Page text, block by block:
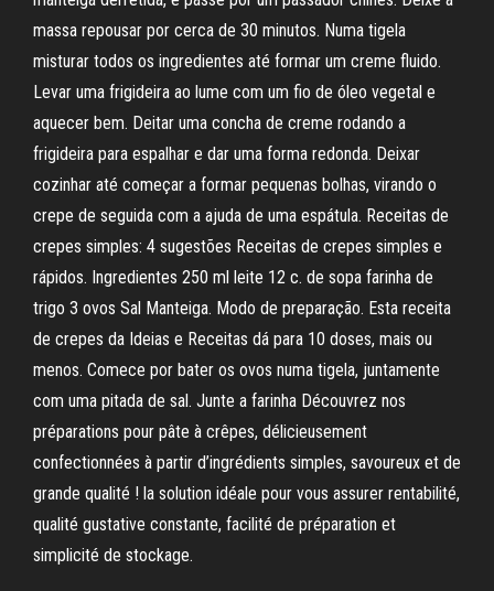
massa repousar por cerca de 30 minutos. Numa tigela
misturar todos os ingredientes até formar um creme fluido.
Levar uma frigideira ao lume com um fio de óleo vegetal e
aquecer bem. Deitar uma concha de creme rodando a
frigideira para espalhar e dar uma forma redonda. Deixar
cozinhar até começar a formar pequenas bolhas, virando o
crepe de seguida com a ajuda de uma espátula. Receitas de
crepes simples: 4 sugestões Receitas de crepes simples e
rápidos. Ingredientes 250 ml leite 12 c. de sopa farinha de
trigo 3 ovos Sal Manteiga. Modo de preparação. Esta receita
de crepes da Ideias e Receitas dá para 10 doses, mais ou
menos. Comece por bater os ovos numa tigela, juntamente
com uma pitada de sal. Junte a farinha Découvrez nos
préparations pour pâte à crêpes, délicieusement
confectionnées à partir d’ingrédients simples, savoureux et de
grande qualité ! la solution idéale pour vous assurer rentabilité,
qualité gustative constante, facilité de préparation et
simplicité de stockage.